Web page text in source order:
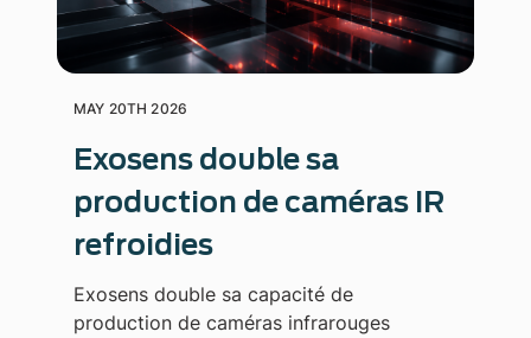
MAY 20TH 2026
Exosens double sa
production de caméras IR
refroidies
Exosens double sa capacité de
production de caméras infrarouges